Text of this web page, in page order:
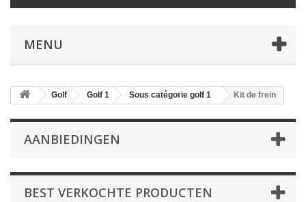
MENU
Golf Golf 1 Sous catégorie golf 1 Kit de frein
AANBIEDINGEN
BEST VERKOCHTE PRODUCTEN